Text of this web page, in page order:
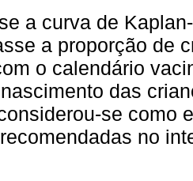
a curva de
a proporção de
o calendário
das
se como
no